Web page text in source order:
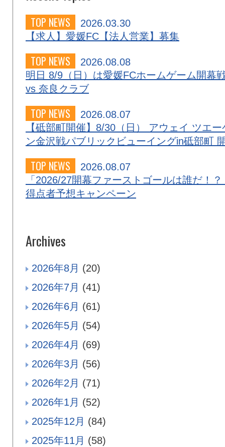
TOP NEWS
2026.03.30
【求人】愛媛FC【法人営業】募集
TOP NEWS
2026.08.08
明日 8/9（日）は愛媛FCホームゲーム開幕
vs 奈良クラブ
TOP NEWS
2026.08.07
【砥部町開催】8/30（日） アウェイ ツエー
ン金沢戦パブリックビューイングin砥部町
TOP NEWS
2026.08.07
「2026/27開幕ファーストゴールは誰だ！？
得点者予想キャンペーン
Archives
2026年8月 (20)
2026年7月 (41)
2026年6月 (61)
2026年5月 (54)
2026年4月 (69)
2026年3月 (56)
2026年2月 (71)
2026年1月 (52)
2025年12月 (84)
2025年11月 (58)